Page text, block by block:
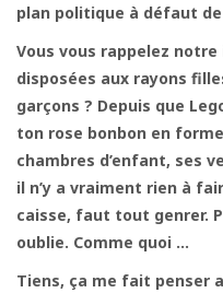
plan politique à défaut
Vous vous rappelez
disposées aux rayons
garçons ? Depuis que
ton rose bonbon en
chambres d’enfant, ses
il n’y a vraiment rien à
caisse, faut tout genrer.
oublie. Comme quoi …
Tiens, ça me fait penser